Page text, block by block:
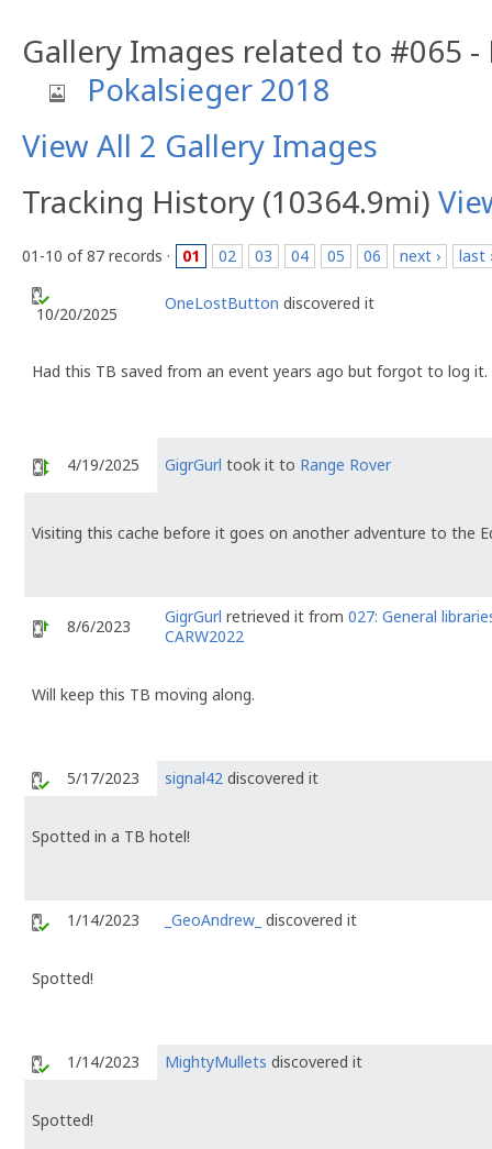
Gallery Images related to #065
Pokalsieger 2018
View All 2 Gallery Images
Tracking History (10364.9mi)
01-10 of 87 records · 01 02 03 04 05 06 next › last
10/20/2025 OneLostButton discovered it
Had this TB saved from an event years ago but forgot to log it.
4/19/2025 GigrGurl took it to Range Rover
Visiting this cache before it goes on another adventure to the
8/6/2023 GigrGurl retrieved it from 027: General
CARW2022
Will keep this TB moving along.
5/17/2023 signal42 discovered it
Spotted in a TB hotel!
1/14/2023 _GeoAndrew_ discovered it
Spotted!
1/14/2023 MightyMullets discovered it
Spotted!